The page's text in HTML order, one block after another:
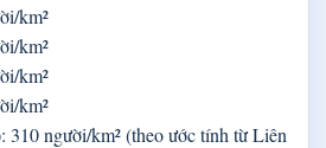
km²
km²
km²
km²
: 310 người/km² (theo ước tính từ Liên